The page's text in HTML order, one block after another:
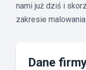
nami już dziś i
zakresie
Dane